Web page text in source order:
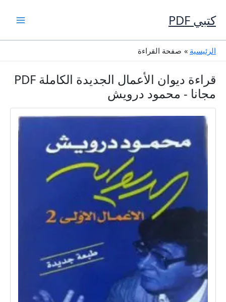
إلى
المحتوى
كتبي PDF
الرئيسية صفحة القراءة
قراءة ديوان الأعمال الجديدة الكاملة PDF
مجانا - محمود درويش